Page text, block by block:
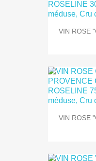
VIN ROSE
VIN ROSE